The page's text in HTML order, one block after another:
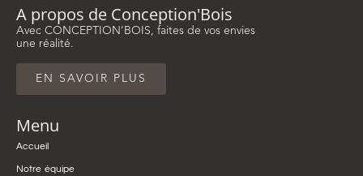
A propos de Conception'Bois
Avec CONCEPTION’BOIS, faites de vos envies
une réalité.
EN SAVOIR PLUS
Menu
Accueil
Notre équipe